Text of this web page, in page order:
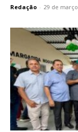
Redação - 29 de